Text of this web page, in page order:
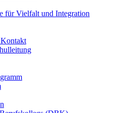
für Vielfalt und Integration